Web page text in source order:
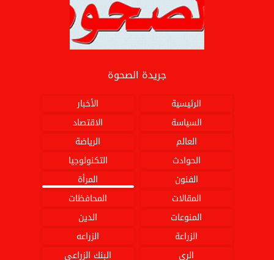
جريدة الصحوة
الرئيسية
الأخبار
السياسة
الاقتصاد
العالم
الرياضة
الحوادث
التكنولوجيا
الفنون
المرأة
المقالات
المحافظات
المنوعات
الدين
الزراعة
الزراعه
الري
البنك الزراعي